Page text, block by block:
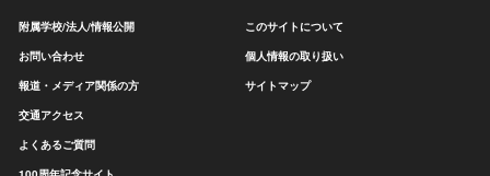
附属学校/法人/情報公開
お問い合わせ
報道・メディア関係の方
交通アクセス
よくあるご質問
このサイトについて
個人情報の取り扱い
サイトマップ